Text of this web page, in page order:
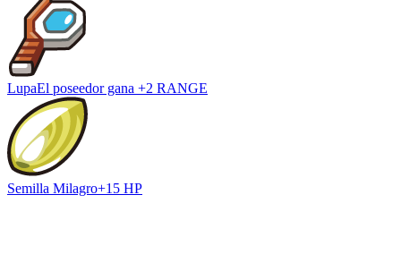
LupaEl poseedor gana +2 RANGE
Semilla Milagro+15 HP